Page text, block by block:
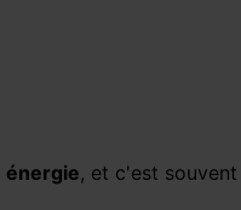
énergie, et c'est